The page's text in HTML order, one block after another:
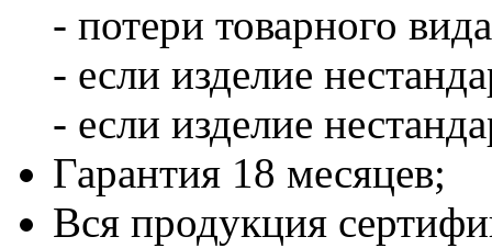
- потери товарного
- если изделие
- если изделие
Гарантия 18 месяцев;
Вся продукция